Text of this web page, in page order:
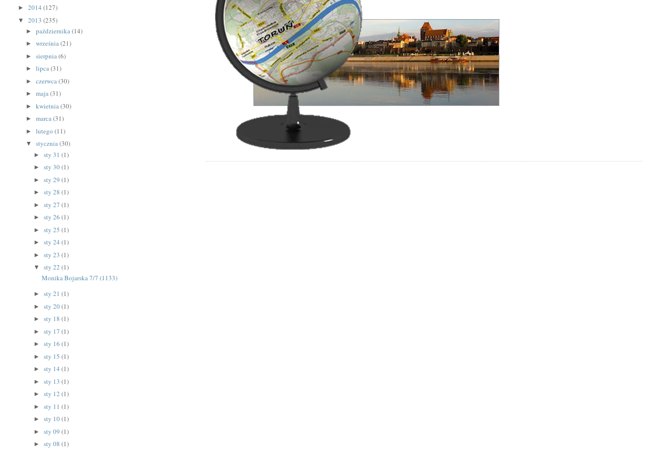
►2014(127)
▼2013(235)
►października(14)
►września(21)
►sierpnia(6)
►lipca(31)
►czerwca(30)
►maja(31)
►kwietnia(30)
►marca(31)
►lutego(11)
▼stycznia(30)
► sty 31 (1)
► sty 30(1)
► sty 29 (1)
► sty 28 (1)
► sty 27 (1)
► sty 26 (1)
► sty 25 (1)
► sty 24 (1)
► sty 23 (1)
▼ sty 22 (1)
Monika Bojarska 7/7 (1133)
► sty 21 (1)
► sty 20(1)
► sty 18 (1)
► sty 17 (1)
► sty 16 (1)
► sty 15 (1)
► sty 14 (1)
► sty 13 (1)
► sty 12 (1)
► sty 11 (1)
► sty 10(1)
► sty 09 (1)
► sty 08 (1)